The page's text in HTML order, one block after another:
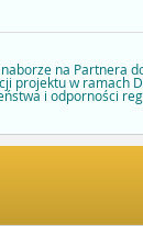
na Partnera
projektu w ramach
i odporności